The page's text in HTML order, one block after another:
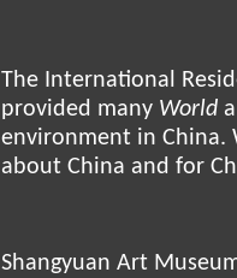
The International
provided many World
environment in China.
about China and for
Shangyuan Art